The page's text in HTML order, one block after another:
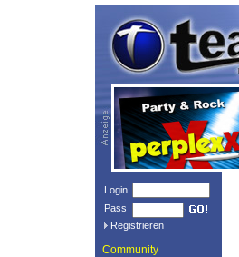
Login
Pass
Registrieren
Community